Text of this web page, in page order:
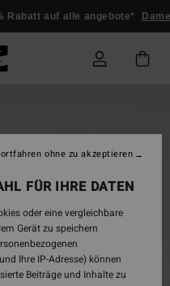
Rabatt auf alle angebote* Damen
FÜR IHRE DATEN
oder eine vergleichbare
Gerät zu speichern
Ihre IP-Adresse) können
Beiträge und Inhalte zu
ohne zu akzeptieren